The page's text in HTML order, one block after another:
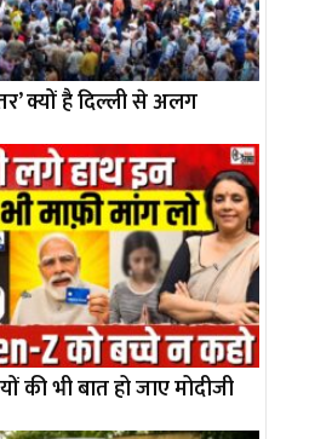
क्यों है दिल्ली से अलग
की भी बात हो जाए मोदीजी